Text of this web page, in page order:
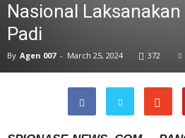
Nasional Laksanakan
Padi
By Agen 007 - March 25, 2024 372